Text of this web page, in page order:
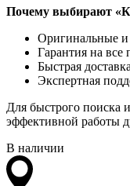
Почему выбирают
Оригинальные и
Гарантия на все
Быстрая
Экспертная
Для быстрого поиска
эффективной работы
В наличии